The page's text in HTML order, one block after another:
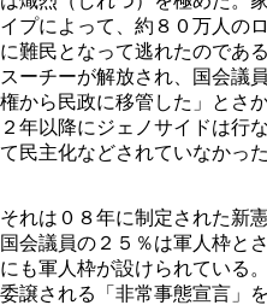
イプによって、約８０万人の
に難民となって逃れたのであ
スーチーが解放され、国会議
権から民政に移管した」とさ
２年以降にジェノサイドは行
て民主化などされていなかった
それは０８年に制定された新
国会議員の２５％は軍人枠と
にも軍人枠が設けられている
委譲される「非常事態宣言」